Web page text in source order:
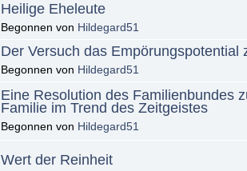
Heilige Eheleute
Begonnen von Hildegard51
Der Versuch das Empörungspotential
Begonnen von Hildegard51
Eine Resolution des Familienbundes
Familie im Trend des Zeitgeistes
Begonnen von Hildegard51
Wert der Reinheit